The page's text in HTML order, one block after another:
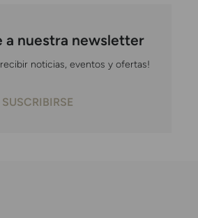
a nuestra newsletter
noticias, eventos y ofertas!
SUSCRIBIRSE